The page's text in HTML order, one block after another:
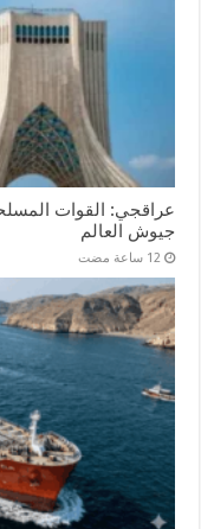
عراقجي: القوات
جيوش العالم